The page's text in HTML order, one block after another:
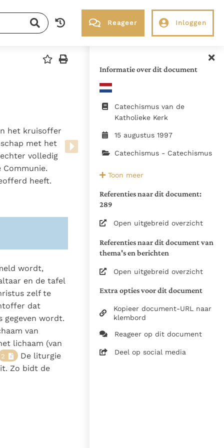
RK Documenten stelt heel veel belangrijke
kerkelijke documenten van de Rooms
Katholieke Kerk in het Nederlands
beschikbaar en is volledig afhankelijk van
Ik help mee!
Reageer Inloggen
Informatie over dit document
Catechismus van de
Katholieke Kerk
15 augustus 1997
Catechismus - Catechismus
Nederlandse
Hierin verwerkt de officiële
typica" volgens o.a. het
protocol van wijzigingen
De referenties, de
leeswijzer, trefwoorden
Nederlandstalige uitgave) en
nummertoevoegingen aan
de inhoudsopgave zijn
redactie om het gebruik van
Toon meer
Referenties naar dit document:
289
Open uitgebreid overzicht
Referenties naar dit document van
thema's en berichten
Open uitgebreid overzicht
Extra opties voor dit document
Kopieer document-URL naar
klembord
Reageer op dit document
Deel op social media
het kruisoffer
met het
volledig
heeft.
wordt,
en de tafel
zelf te
dat
gegeven wordt.
van
lichaam (van
2
De liturgie
Zo bidt de